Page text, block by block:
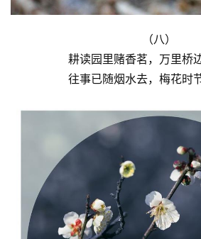
（八）
耕读园里赌香茗，万里桥
往事已随烟水去，梅花时